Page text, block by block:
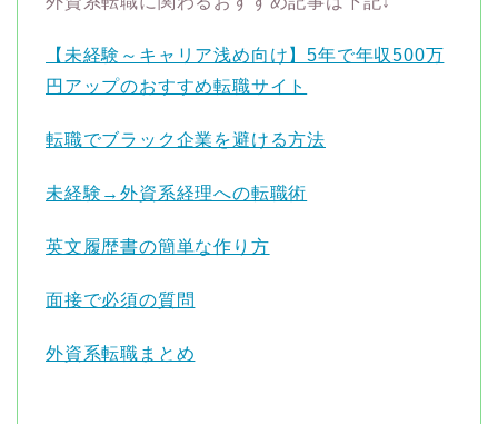
【未経験～キャリア浅め向け】5年で年収500万
円アップのおすすめ転職サイト
転職でブラック企業を避ける方法
未経験→外資系経理への転職術
英文履歴書の簡単な作り方
面接で必須の質問
外資系転職まとめ